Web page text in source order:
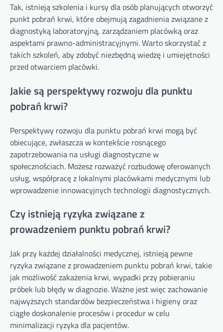
Tak, istnieją szkolenia i kursy dla osób planujących otworzyć
punkt pobrań krwi, które obejmują zagadnienia związane z
diagnostyką laboratoryjną, zarządzaniem placówką oraz
aspektami prawno-administracyjnymi. Warto skorzystać z
takich szkoleń, aby zdobyć niezbędną wiedzę i umiejętności
przed otwarciem placówki.
Jakie są perspektywy rozwoju dla punktu
pobrań krwi?
Perspektywy rozwoju dla punktu pobrań krwi mogą być
obiecujące, zwłaszcza w kontekście rosnącego
zapotrzebowania na usługi diagnostyczne w
społecznościach. Możesz rozważyć rozbudowę oferowanych
usług, współpracę z lokalnymi placówkami medycznymi lub
wprowadzenie innowacyjnych technologii diagnostycznych.
Czy istnieją ryzyka związane z
prowadzeniem punktu pobrań krwi?
Jak przy każdej działalności medycznej, istnieją pewne
ryzyka związane z prowadzeniem punktu pobrań krwi, takie
jak możliwość zakażenia krwi, wypadki przy pobieraniu
próbek lub błędy w diagnozie. Ważne jest więc zachowanie
najwyższych standardów bezpieczeństwa i higieny oraz
ciągłe doskonalenie procesów i procedur w celu
minimalizacji ryzyka dla pacjentów.